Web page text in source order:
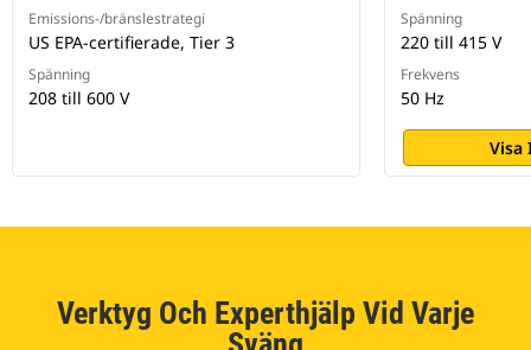
Emissions-/bränslestrategi
US EPA-certifierade, Tier 3
Spänning
208 till 600 V
Spänning
220 till 415 V
Frekvens
50 Hz
Visa
Verktyg Och Experthjälp Vid Varje